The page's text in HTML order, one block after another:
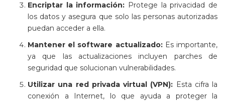
Encriptar la información: Protege la privacidad de
los datos y asegura que solo las personas autorizadas
puedan acceder a ella.
Mantener el software actualizado:Es importante,
ya que las actualizaciones incluyen parches de
seguridad que solucionan vulnerabilidades.
Utilizar una red privada virtual (VPN): Esta cifra la
conexión a Internet, lo que ayuda a proteger la